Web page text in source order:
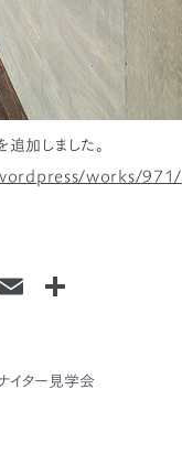
加しました。
works/971/
T E
l
ター見学会